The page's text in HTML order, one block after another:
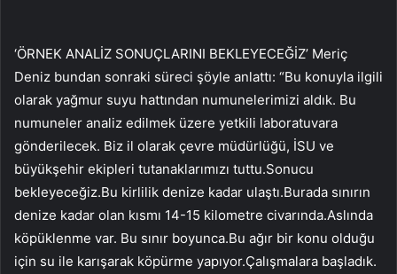
‘ÖRNEK ANALİZ SONUÇLARINI BEKLEYECEĞİZ’ Meriç
Deniz bundan sonraki süreci şöyle anlattı: “Bu konuyla ilgili
olarak yağmur suyu hattından numunelerimizi aldık. Bu
numuneler analiz edilmek üzere yetkili laboratuvara
gönderilecek. Biz il olarak çevre müdürlüğü, İSU ve
büyükşehir ekipleri tutanaklarımızı tuttu.Sonucu
bekleyeceğiz.Bu kirlilik denize kadar ulaştı.Burada sınırın
denize kadar olan kısmı 14-15 kilometre civarında.Aslında
köpüklenme var. Bu sınır boyunca.Bu ağır bir konu olduğu
için su ile karışarak köpürme yapıyor.Çalışmalara başladık.